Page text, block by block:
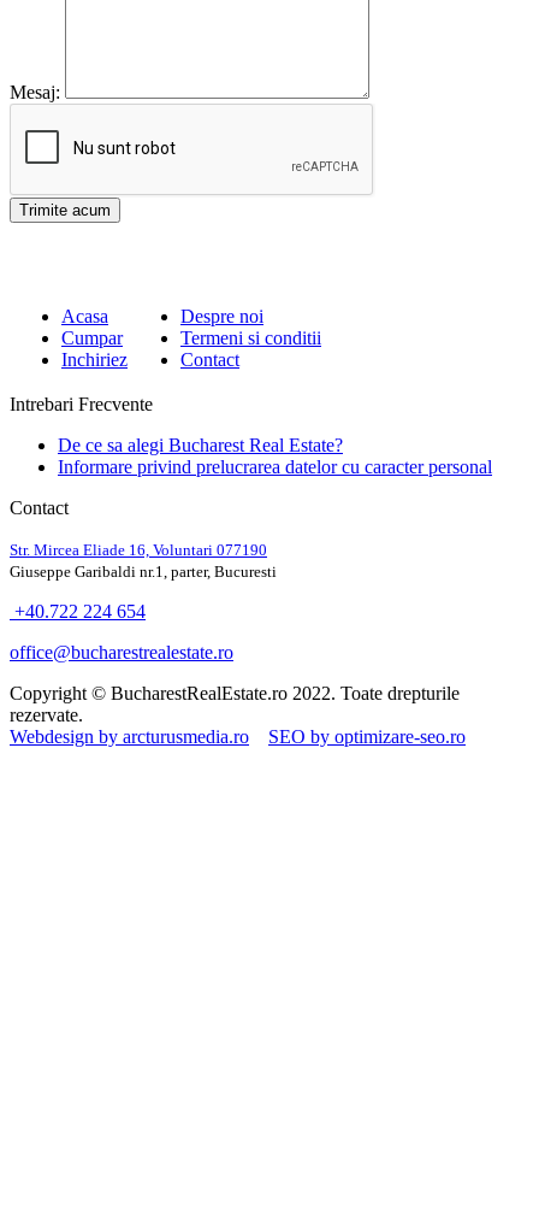
Mesaj:
Acasa
Cumpar
Inchiriez
Despre noi
Termeni si conditii
Contact
Intrebari Frecvente
De ce sa alegi Bucharest Real Estate?
Informare privind prelucrarea datelor cu caracter personal
Contact
Str. Mircea Eliade 16, Voluntari 077190
Giuseppe Garibaldi nr.1, parter, Bucuresti
+40.722 224 654
office@bucharestrealestate.ro
Copyright © BucharestRealEstate.ro 2022. Toate drepturile
rezervate.
Webdesign by arcturusmedia.ro
SEO by optimizare-seo.ro